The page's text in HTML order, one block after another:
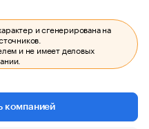
и сгенерирована на
и не имеет деловых
компанией